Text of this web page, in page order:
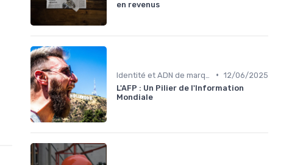
en revenus
• 12/06/2025
L'AFP : Un Pilier de l'Information
Mondiale